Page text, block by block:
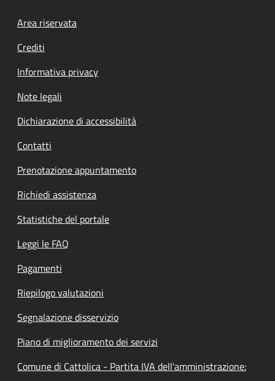
Footer menu
Area riservata
Crediti
Informativa privacy
Note legali
Dichiarazione di accessibilità
Contatti
Prenotazione appuntamento
Richiedi assistenza
Statistiche del portale
Leggi le FAQ
Pagamenti
Riepilogo valutazioni
Segnalazione disservizio
Piano di miglioramento dei servizi
Comune di Cattolica - Partita IVA dell'amministrazione: